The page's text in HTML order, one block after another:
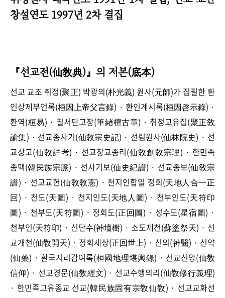
창설연도 1997년 2차 결집
『선교전(仙敎典)』의 저본(底本)
선교 교조 취정(聚正) 박광의(朴光義) 원사(元師)가 집필한 환
인상제부언록(桓因上帝父言錄) · 환인계시록(桓因啓示錄) ·
환역(桓易) · 필서단고장(筆緖檀古章) · 취정교유집(聚正敎
諭集) · 선교종사기(仙敎宗史記) · 선림원사(仙林院史) · 선
교상고(仙敎詳考) · 선교창교종리(仙敎創敎宗理) · 한민족
종맥(韓民族宗脈) · 선사기보(仙史紀譜) · 선교종보(仙敎宗
譜) · 선교교헌(仙敎敎憲) · 천지인합일 정회(天地人合一正
回) · 천도(天圖) · 천지인도(天地人圖) · 천부인도(天符印
圖) · 천부도(天符圖) · 정회도(正回圖) · 성수도(星宿圖) ·
천부인(天符印) · 신단수(神壇樹) · 소도제천(蘇塗祭天) · 선
교개천(仙敎開天) · 정회세상(正回世上) · 신의(神醫) · 선약
(仙藥) · 환국지리감여록(桓國地理堪輿錄) · 선교신앙(仙敎
信仰) · 선교경문(仙敎經文) · 선교수행의리(仙敎修行義理)
· 한민족고유종교 선교(韓民族固有宗敎仙敎) · 선교교화선